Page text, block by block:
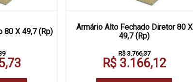
80 X 49,7 (Rp)
Armário Alto Fechado Diretor 80 X
49,7 (Rp)
R$ 3.766,37
R$ 3.166,12